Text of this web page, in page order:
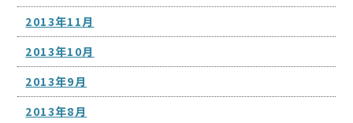
2013年11月
2013年10月
2013年9月
2013年8月